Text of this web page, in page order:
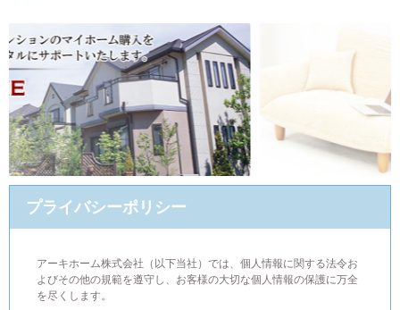
プライバシーポリシー
アーキホーム株式会社（以下当社）では、個人情報に関する法令お
よびその他の規範を遵守し、お客様の大切な個人情報の保護に万全
を尽くします。